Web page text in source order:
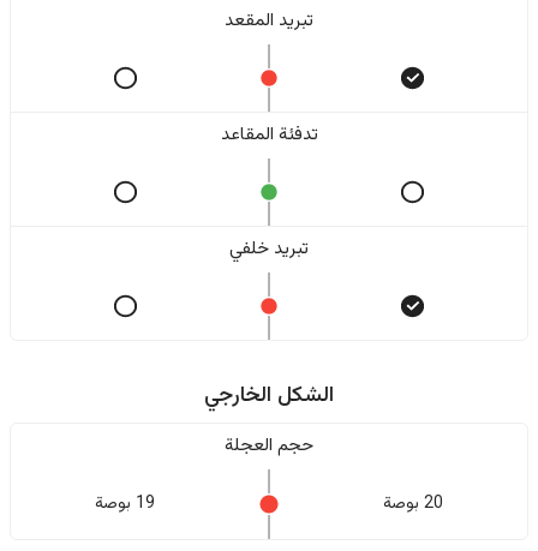
تبريد المقعد
تدفئة المقاعد
تبريد خلفي
الشكل الخارجي
حجم العجلة
20 بوصة 19 بوصة